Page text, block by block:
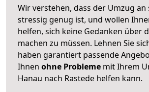
Wir verstehen, dass der Umzug an
stressig genug ist, und wollen
helfen, sich keine Gedanken über
machen zu müssen. Lehnen Sie
haben garantiert passende
Ihnen ohne Probleme mit Ihrem
Hanau nach Rastede helfen kann.